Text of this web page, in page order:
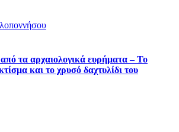
τα αρχαιολογικά ευρήματα – Το
και το χρυσό δαχτυλίδι του